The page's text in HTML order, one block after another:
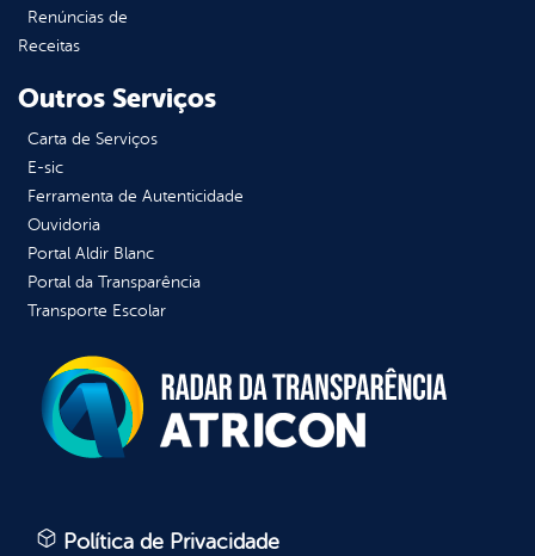
Renúncias de
Receitas
Outros Serviços
Carta de Serviços
E-sic
Ferramenta de Autenticidade
Ouvidoria
Portal Aldir Blanc
Portal da Transparência
Transporte Escolar
Política de Privacidade